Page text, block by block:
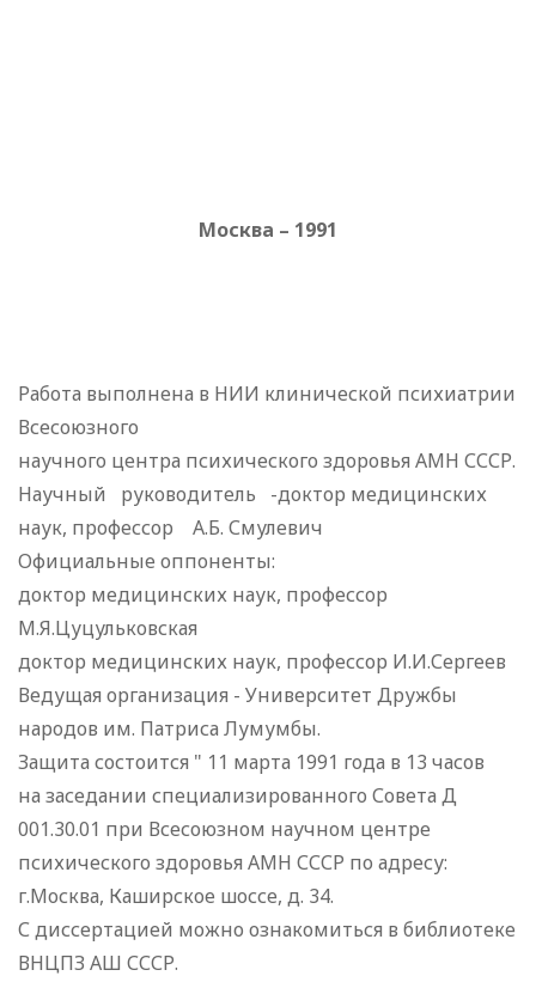
Москва – 1991
Работа выполнена в НИИ клинической психиатрии
Всесоюзного
научного центра психического здоровья АМН СССР.
Научный руководитель -доктор медицинских
наук, профессор А.Б. Смулевич
Официальные оппоненты:
доктор медицинских наук, профессор
М.Я.Цуцульковская
доктор медицинских наук, профессор И.И.Сергеев
Ведущая организация - Университет Дружбы
народов им. Патриса Лумумбы.
Защита состоится " 11 марта 1991 года в 13 часов
на заседании специализированного Совета Д
001.30.01 при Всесоюзном научном центре
психического здоровья АМН СССР по адресу:
г.Москва, Каширское шоссе, д. 34.
С диссертацией можно ознакомиться в библиотеке
ВНЦПЗ АШ СССР.